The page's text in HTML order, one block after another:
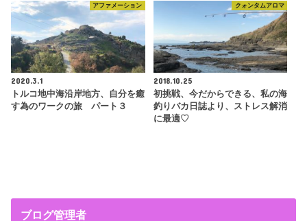
アファメーション
2020.3.1
トルコ地中海沿岸地方、自分を癒
す為のワークの旅 パート３
クォンタムアロマ
2018.10.25
初挑戦、今だからできる、私の海
釣りバカ日誌より、ストレス解消
に最適♡
ブログ管理者